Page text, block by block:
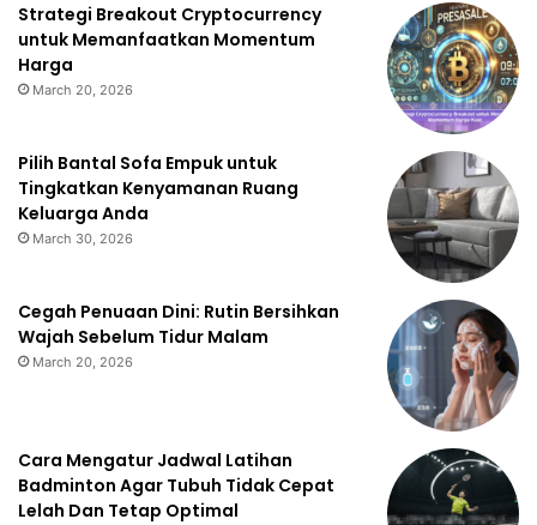
Strategi Breakout Cryptocurrency
untuk Memanfaatkan Momentum
Harga
March 20, 2026
Pilih Bantal Sofa Empuk untuk
Tingkatkan Kenyamanan Ruang
Keluarga Anda
March 30, 2026
Cegah Penuaan Dini: Rutin Bersihkan
Wajah Sebelum Tidur Malam
March 20, 2026
Cara Mengatur Jadwal Latihan
Badminton Agar Tubuh Tidak Cepat
Lelah Dan Tetap Optimal